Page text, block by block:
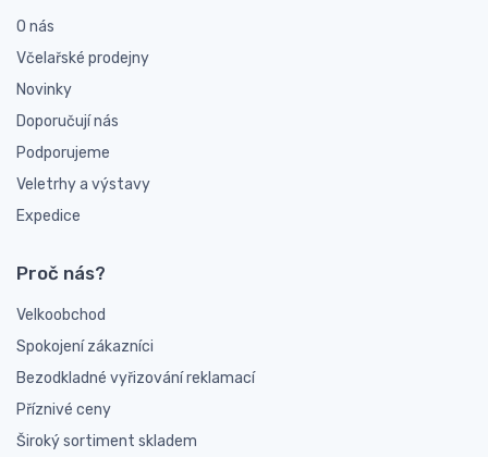
O nás
Včelařské prodejny
Novinky
Doporučují nás
Podporujeme
Veletrhy a výstavy
Expedice
Proč nás?
Velkoobchod
Spokojení zákazníci
Bezodkladné vyřizování reklamací
Příznivé ceny
Široký sortiment skladem